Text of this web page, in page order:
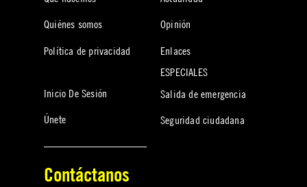
Quiénes somos
Política de privacidad
Inicio De Sesión
Únete
Opinión
Enlaces
ESPECIALES
Salida de emergencia
Seguridad ciudadana
Contáctanos